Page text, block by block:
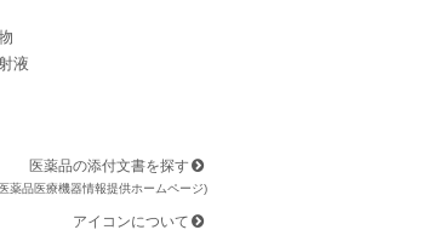
液
医薬品の添付文書を探す
薬品医療機器情報提供ホームページ)
アイコンについて